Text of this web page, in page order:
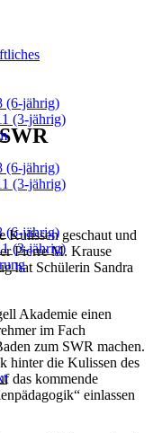
(6-jährig)
(3-jährig)
(6-jährig)
(3-jährig)
(6-jährig)
(3-jährig)
Kulissen geschaut und
Pierre M. Krause
hat Schülerin Sandra
Akademie einen
im Fach
zum SWR machen.
hinter die Kulissen des
das kommende
einlassen